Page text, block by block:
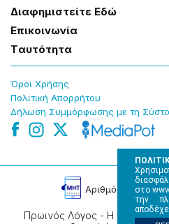
στο
την
Δɩαφημɩστείτε Εδώ
Επɩκοɩνωνία
Tαυτότητα
Όροɩ Χρήσης
Πολɩτɩκή Απορρήτου
Δήλωση Συμμόρφωσης με τη
Πρωινός Λόγος - Η
Αρɩθμός